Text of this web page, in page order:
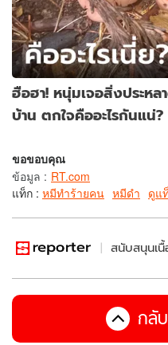
ฮือฮา! หนุ่มเจอสิ่งประห
บ้าน ตกใจคืออะไรกันแน่?
ขอขอบคุณ
ข้อมูล : RT.com
แท็ก : หมีทำร้ายคน หมีดำ ดูแ
สนับสนุนเนื้
กลั